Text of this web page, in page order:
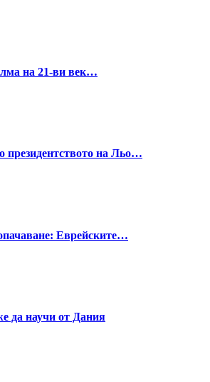
на 21-ви век…
президентството на Льо…
Еврейските…
да научи от Дания